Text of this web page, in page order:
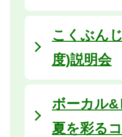
こくぶん
度)説明会
ボーカル
夏を彩る